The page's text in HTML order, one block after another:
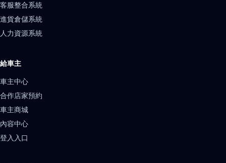
客服整合系統
進貨倉儲系統
人力資源系統
給車主
車主中心
合作店家預約
車主商城
內容中心
登入入口